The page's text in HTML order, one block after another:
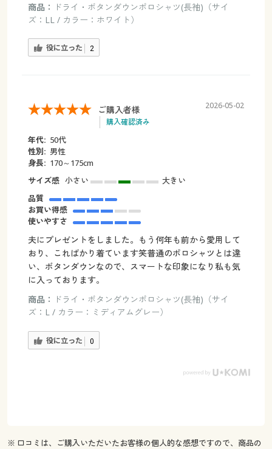
商品：
ドライ・ボタンダウンポロシャツ(長袖)（サイ
ズ：LL / カラー：ホワイト）
役に立った 2
ご購入者様
購入確認済み
2026-05-02
年代: 50代
性別: 男性
身長: 170～175cm
サイズ感 小さい
大きい
品質
お買い得感
使いやすさ
夫にプレゼントをしました。もう何年も前から愛用して
おり、こればかり着ています笑普通のポロシャツとは違
い、ボタンダウンなので、スマートな印象になり私も気
に入っております。
商品：
ドライ・ボタンダウンポロシャツ(長袖)（サイ
ズ：L / カラー：ミディアムグレー）
役に立った 0
※ 口コミは、ご購入いただいたお客様の個人的な感想ですので、商品の